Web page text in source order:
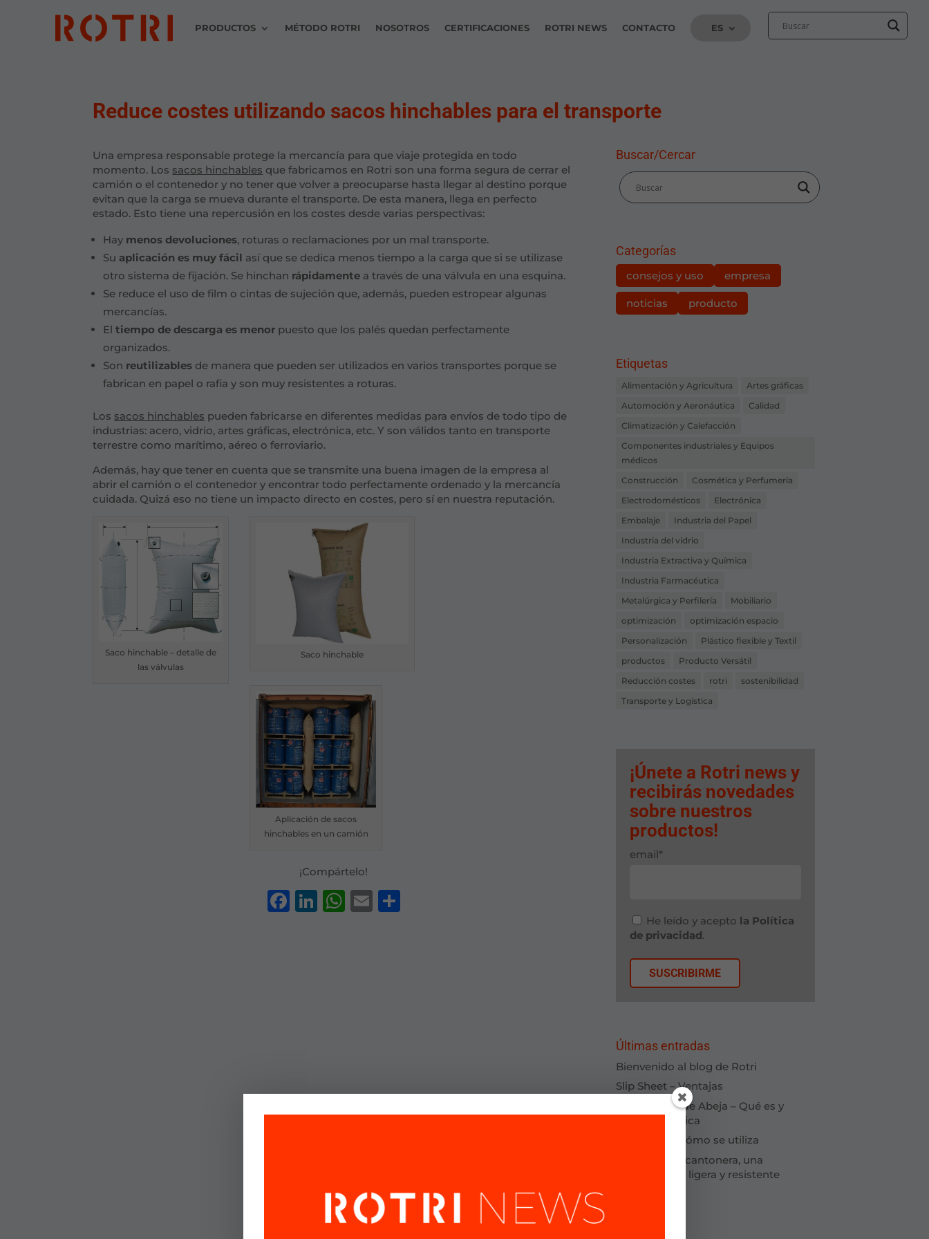
PRODUCTOS MÉTODO ROTRI NOSOTROS CERTIFICACIONES ROTRI NEWS CONTACTO ES
Reduce costes utilizando sacos hinchables para el transporte
Una empresa responsable protege la mercancía para que viaje protegida en todo
momento. Los sacos hinchables que fabricamos en Rotri son una forma segura de cerrar el
camión o el contenedor y no tener que volver a preocuparse hasta llegar al destino porque
evitan que la carga se mueva durante el transporte. De esta manera, llega en perfecto
estado. Esto tiene una repercusión en los costes desde varias perspectivas:
Hay menos devoluciones, roturas o reclamaciones por un mal transporte.
Suaplicación es muy fácil así que se dedica menos tiempo a la carga que si se utilizase
otro sistema de fijación. Se hinchan rápidamente a través de una válvula en una esquina.
Se reduce el uso de film o cintas de sujeción que, además, pueden estropear algunas
mercancías.
Eltiempo de descarga es menor puesto que los palés quedan perfectamente
organizados.
Son reutilizables de manera que pueden ser utilizados en varios transportes porque se
fabrican en papel o rafia y son muy resistentes a roturas.
Los sacos hinchables pueden fabricarse en diferentes medidas para envíos de todo tipo de
industrias: acero, vidrio, artes gráficas, electrónica, etc. Y son válidos tanto en transporte
terrestre como marítimo, aéreo o ferroviario.
Además, hay que tener en cuenta que se transmite una buena imagen de la empresa al
abrir el camión o el contenedor y encontrar todo perfectamente ordenado y la mercancía
cuidada. Quizá eso no tiene un impacto directo en costes, pero sí en nuestra reputación.
Saco hinchable – detalle de
las válvulas
Saco hinchable
Aplicación de sacos
hinchables en un camión
¡Compártelo!
Facebook
LinkedIn
WhatsApp
EmailCompartir
Buscar/Cercar
Categorías
consejos y uso empresa
noticias producto
Etiquetas
Alimentación y Agricultura
Artes gráficas
Automoción y Aeronáutica
Calidad
Climatización y Calefacción
Componentes industriales y Equipos
médicos
Construcción
Cosmética y Perfumería
Electrodomésticos
Electrónica
Embalaje
Industria del Papel
Industria del vidrio
Industria Extractiva y Química
Industria Farmacéutica
Metalúrgica y Perfilería
Mobiliario
optimización
optimización espacio
Personalización
Plástico flexible y Textil
productos
Producto Versátil
Reducción costes
rotri
sostenibilidad
Transporte y Logística
¡Únete a Rotri news y
recibirás novedades
sobre nuestros
productos!
email*
He leído y acepto la Política
de privacidad.
Últimas entradas
Bienvenido al blog de Rotri
Slip Sheet – Ventajas
Cartón Nido de Abeja – Qué es y
cómo se fabrica
Slip Sheet – Cómo se utiliza
Cubrepalet y cantonera, una
combinación ligera y resistente